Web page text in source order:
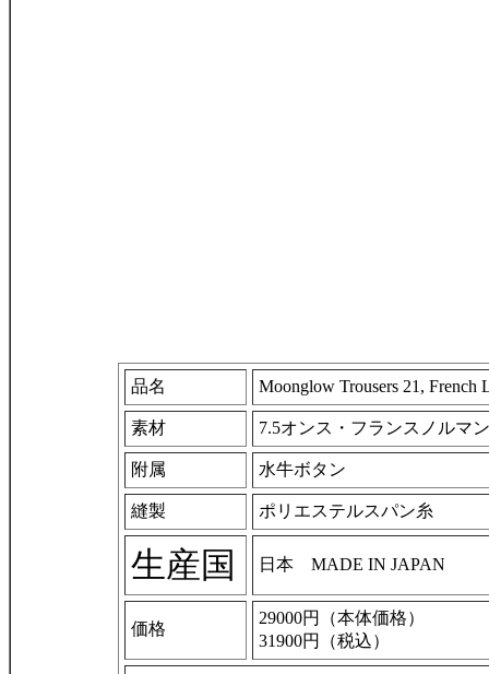
品名 Moonglow Trousers 21, French
素材 7.5オンス・フランスノルマ
附属 水牛ボタン
縫製 ポリエステルスパン糸
生産国 日本 MADE IN JAPAN
価格
29000円（本体価格）
31900円（税込）